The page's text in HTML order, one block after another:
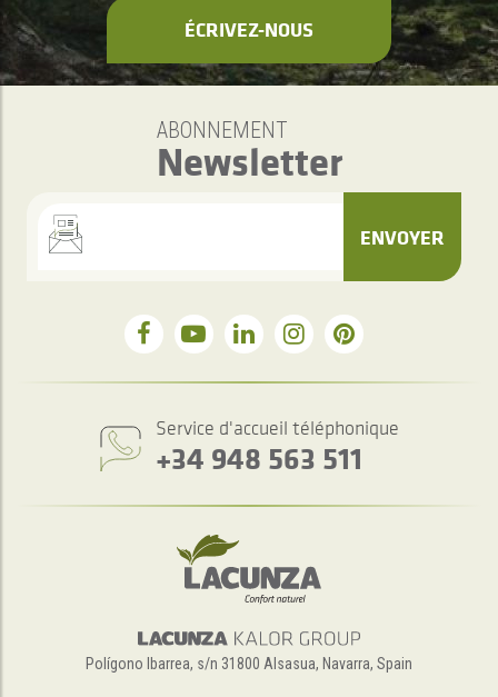
ÉCRIVEZ-NOUS
ABONNEMENT
Newsletter
ENVOYER
Service d'accueil téléphonique
+34 948 563 511
Polígono Ibarrea, s/n 31800 Alsasua, Navarra, Spain